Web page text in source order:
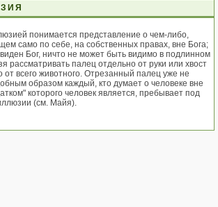
понимается представление о чем-либо,
само по себе, на собственных правах, вне Бога;
Бог, ничто не может быть видимо в подлинном
рассматривать палец отдельно от руки или хвост
от всего животного. Отрезанный палец уже не
образом каждый, кто думает о человеке вне
которого человек является, пребывает под
(см. Майя).